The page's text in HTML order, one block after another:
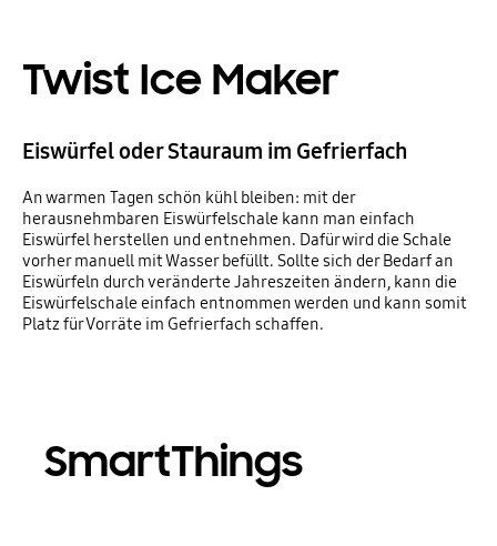
Twist Ice Maker
Eiswürfel oder Stauraum im Gefrierfach
An warmen Tagen schön kühl bleiben: mit der
herausnehmbaren Eiswürfelschale kann man einfach
Eiswürfel herstellen und entnehmen. Dafür wird die Schale
vorher manuell mit Wasser befüllt. Sollte sich der Bedarf an
Eiswürfeln durch veränderte Jahreszeiten ändern, kann die
Eiswürfelschale einfach entnommen werden und kann somit
Platz für Vorräte im Gefrierfach schaffen.
SmartThings